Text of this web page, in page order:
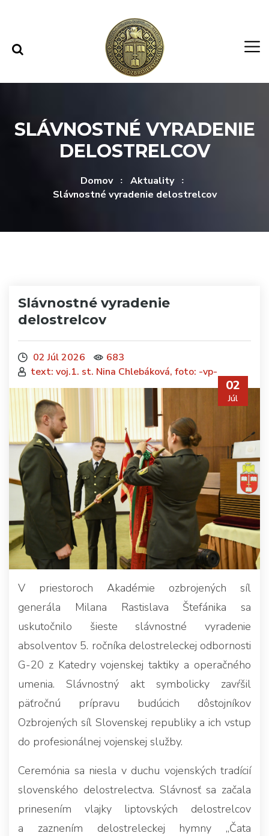
SLÁVNOSTNÉ VYRADENIE
DELOSTRELCOV
Domov
Aktuality
Slávnostné vyradenie delostrelcov
Slávnostné vyradenie
delostrelcov
02 Júl 2026
683
text: voj.1. st. Nina Chlebáková, foto: -vp-
02
Júl
V priestoroch Akadémie ozbrojených síl
generála Milana Rastislava Štefánika sa
uskutočnilo šieste slávnostné vyradenie
absolventov 5. ročníka delostreleckej odbornosti
G-20 z Katedry vojenskej taktiky a operačného
umenia. Slávnostný akt symbolicky zavŕšil
päťročnú prípravu budúcich dôstojníkov
Ozbrojených síl Slovenskej republiky a ich vstup
do profesionálnej vojenskej služby.
Ceremónia sa niesla v duchu vojenských tradícií
slovenského delostrelectva. Slávnosť sa začala
prinesením vlajky liptovských delostrelcov
a zaznením delostreleckej hymny „Čata